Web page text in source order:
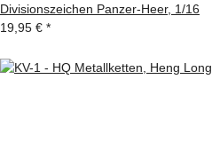
Divisionszeichen Panzer-Heer, 1/16
19,95 € *